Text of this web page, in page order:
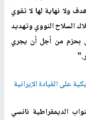
ولا نهاية لها لا تقوي
السلاح النووي وتهديد
بحزم من أجل أن يجري
".
على القيادة الإيرانية
الديمقراطية نانسي